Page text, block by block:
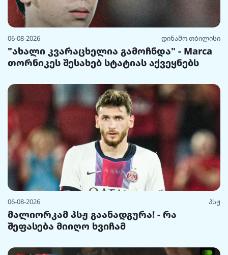
06-08-2026 დინამო თბილისი
"ახალი კვარაცხელია გამოჩნდა" - Marca
თორნიკეს შესახებ სტატიას აქვეყნებს
06-08-2026 პსჟ
მალიორკამ პსჟ გაანადგურა! - რა
შეფასება მიიღო ხვიჩამ